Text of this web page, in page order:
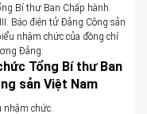
Bí thư Ban Chấp hành
Báo điện tử Đảng Cộng sản
nhậm chức của đồng chí
Đảng:
Tổng Bí thư Ban
sản Việt Nam
nhậm chức.